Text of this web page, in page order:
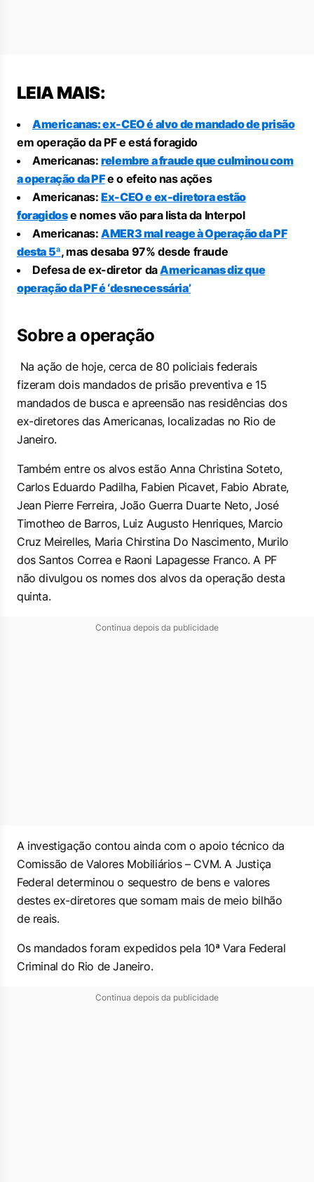
LEIA MAIS:
Americanas: ex-CEO é alvo de mandado de prisão
em operação da PF e está foragido
Americanas:relembre a fraude que culminou com
a operação da PFe o efeito nas ações
Americanas:Ex-CEO e ex-diretora estão
foragidose nomes vão para lista da Interpol
Americanas:AMER3 mal reage à Operação da PF
desta 5ª, mas desaba 97% desde fraude
Defesa de ex-diretor daAmericanas diz que
operação da PF é ‘desnecessária’
Sobre a operação
Na ação de hoje, cerca de 80 policiais federais
fizeram dois mandados de prisão preventiva e 15
mandados de busca e apreensão nas residências dos
ex-diretores das Americanas, localizadas no Rio de
Janeiro.
Também entre os alvos estão Anna Christina Soteto,
Carlos Eduardo Padilha, Fabien Picavet, Fabio Abrate,
Jean Pierre Ferreira, João Guerra Duarte Neto, José
Timotheo de Barros, Luiz Augusto Henriques, Marcio
Cruz Meirelles, Maria Chirstina Do Nascimento, Murilo
dos Santos Correa e Raoni Lapagesse Franco. A PF
não divulgou os nomes dos alvos da operação desta
quinta.
Continua depois da publicidade
A investigação contou ainda com o apoio técnico da
Comissão de Valores Mobiliários – CVM. A Justiça
Federal determinou o sequestro de bens e valores
destes ex-diretores que somam mais de meio bilhão
de reais.
Os mandados foram expedidos pela 10ª Vara Federal
Criminal do Rio de Janeiro.
Continua depois da publicidade